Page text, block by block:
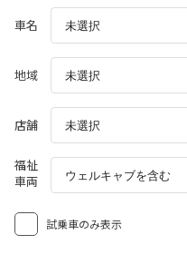
車名
地域
店舗
福祉
車両
試乗車のみ表示